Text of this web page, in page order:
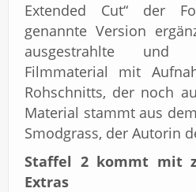
Extended Cut“ der
genannte Version
ausgestrahlte und
Filmmaterial mit
Rohschnitts, der noch
Material stammt aus
Smodgrass, der Autorin
Staffel 2 kommt mit
Extras